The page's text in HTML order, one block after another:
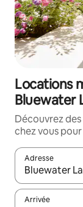
Locations
Bluewater
Découvrez
chez vous
Adresse
Lorsque les
Arrivée